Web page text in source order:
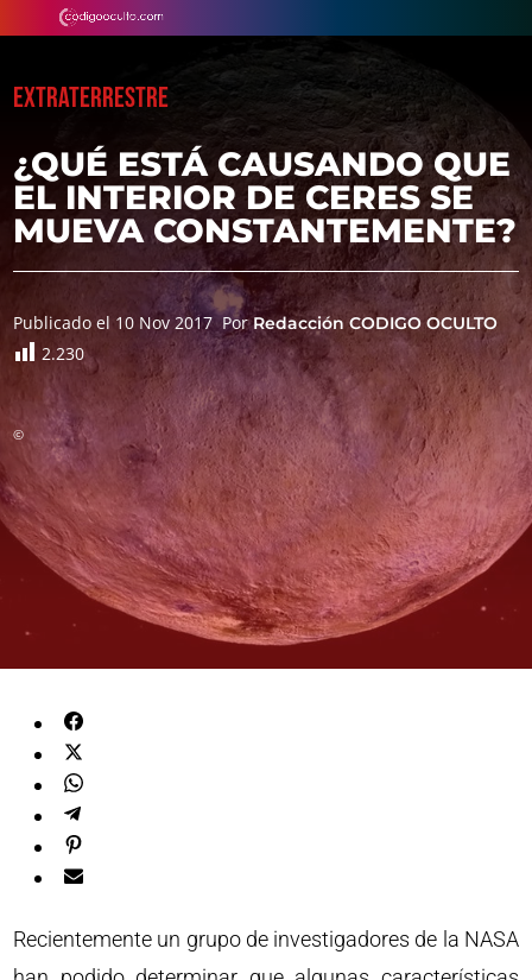
EXTRATERRESTRE
¿QUÉ ESTÁ CAUSANDO QUE
EL INTERIOR DE CERES SE
MUEVA CONSTANTEMENTE?
Publicado el 10 Nov 2017 PorRedacción CODIGO OCULTO
2.230
©
Recientemente un grupo de investigadores de la NASA